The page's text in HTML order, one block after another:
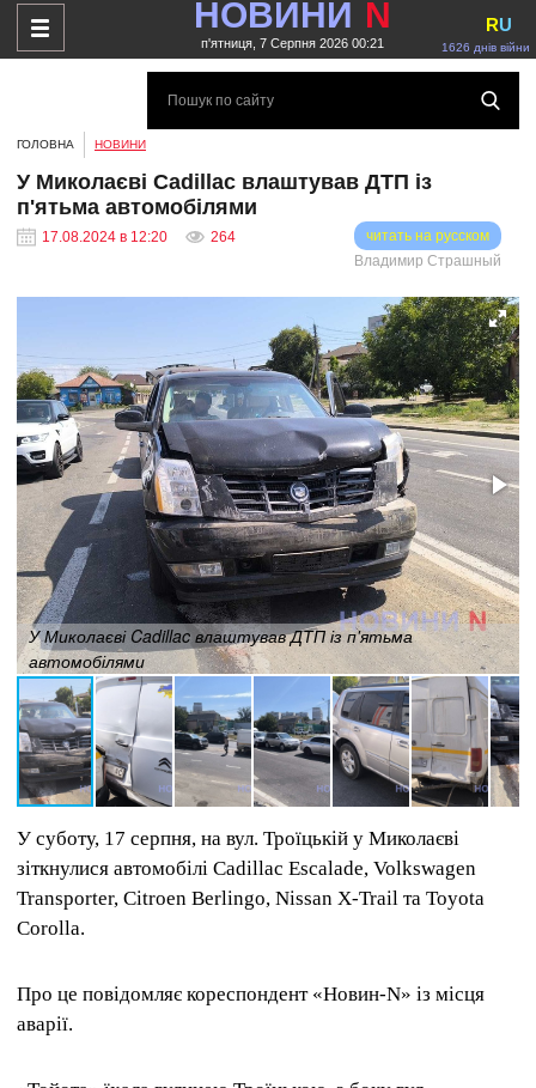
НОВИНИ N
п'ятниця, 7 Серпня 2026 00:21 1626 днів війни
RU
ГОЛОВНА НОВИНИ
У Миколаєві Cadillac влаштував ДТП із
п'ятьма автомобілями
17.08.2024 в 12:20 264
читать на русском
Владимир Страшный
У Миколаєві Cadillac влаштував ДТП із п'ятьма
автомобілями
У суботу, 17 серпня, на вул. Троїцькій у Миколаєві
зіткнулися автомобілі Cadillac Escalade, Volkswagen
Transporter, Citroen Berlingo, Nissan X-Trail та Toyota
Corolla.
Про це повідомляє кореспондент «Новин-N» із місця
аварії.